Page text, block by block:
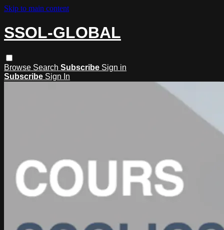
Skip to main content
SSOL-GLOBAL
Browse Search Subscribe Sign in
Subscribe Sign In